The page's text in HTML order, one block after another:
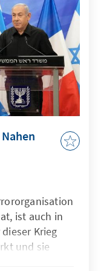
ist auch in
Krieg
und sie